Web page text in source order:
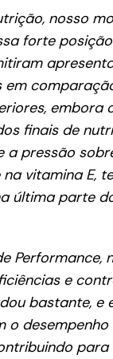
nosso
forte
em
embora
finais de
a pressão
vitamina E,
última parte
Performance,
e
bastante, e
o